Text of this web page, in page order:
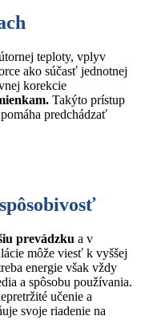
teploty, vplyv
ako súčasť jednotnej
korekcie
Takýto prístup
predchádzať
prevádzku a v
môže viesť k vyššej
energie však vždy
a spôsobu používania.
učenie a
svoje riadenie na